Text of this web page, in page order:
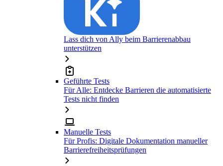
Lass dich von Ally beim Barrierenabbau
unterstützen
Geführte Tests
Für Alle: Entdecke Barrieren die automatisierte
Tests nicht finden
Manuelle Tests
Für Profis: Digitale Dokumentation manueller
Barrierefreiheitsprüfungen